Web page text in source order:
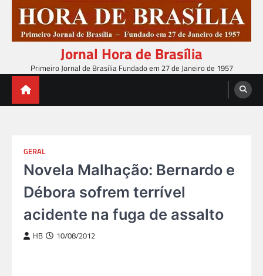
content
Jornal Hora de Brasília
Primeiro Jornal de Brasília Fundado em 27 de Janeiro de 1957
GERAL
Novela Malhação: Bernardo e
Débora sofrem terrível
acidente na fuga de assalto
HB 10/08/2012